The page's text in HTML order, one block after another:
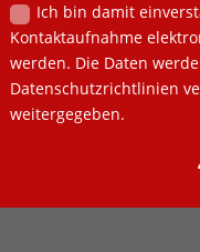
Ich bin damit
Kontaktaufnahme
werden. Die Daten
Datenschutzrichtlinien
weitergegeben.